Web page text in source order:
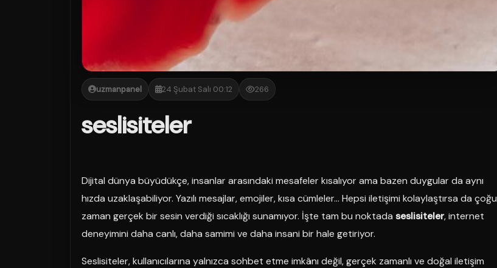
uzmanpanel 24 Şubat Salı 00:12 266
seslisiteler
Dijital dünya büyüdükçe, insanlar arasındaki mesafeler kısalıyor ama bazen duygular da aynı
hızda uzaklaşabiliyor. Yazılı mesajlar, emojiler, kısa cümleler… Hepsi iletişimi kolaylaştırsa da çoğu
zaman gerçek bir sesin verdiği sıcaklığı sunamıyor. İşte tam bu noktada seslisiteler, internet
deneyimini daha canlı, daha samimi ve daha insani bir hale getiriyor.
Seslisiteler, kullanıcılarına yalnızca sohbet etme imkânı değil, gerçek zamanlı ve doğal iletişim